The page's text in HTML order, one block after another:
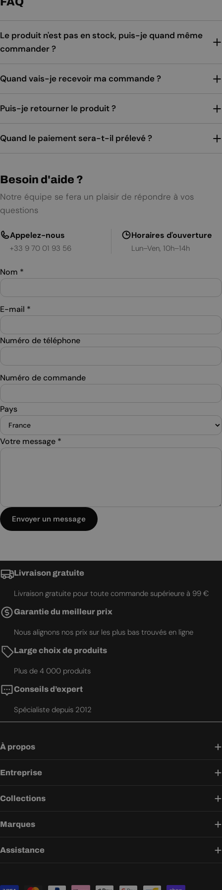
Le produit n'est pas en stock, puis-je quand même
commander ?
Quand vais-je recevoir ma commande ?
Puis-je retourner le produit ?
Quand le paiement sera-t-il prélevé ?
Besoin d'aide ?
Notre équipe se fera un plaisir de répondre à vos
questions
Appelez-nous
+33 9 70 01 93 56
Horaires d'ouverture
Lun–Ven, 10h–14h
Nom *
E-mail *
Numéro de téléphone
Numéro de commande
Pays
Votre message *
Envoyer un message
Livraison gratuite
Livraison gratuite pour toute commande supérieure à 99 €
Garantie du meilleur prix
Nous alignons nos prix sur les plus bas trouvés en ligne
Large choix de produits
Plus de 4 000 produits
Conseils d’expert
Spécialiste depuis 2012
À propos
Entreprise
Collections
Marques
Assistance